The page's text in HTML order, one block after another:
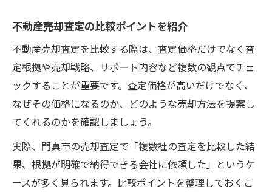
不動産売却査定の比較ポイントを紹介
不動産売却査定を比較する際は、査定価格だけでなく査
定根拠や売却戦略、サポート内容など複数の観点でチェ
ックすることが重要です。査定価格が高いだけでなく、
なぜその価格になるのか、どのような売却方法を提案し
てくれるのかを確認しましょう。
実際、門真市の売却査定で「複数社の査定を比較した結
果、根拠が明確で納得できる会社に依頼した」というケ
ースが多く見られます。比較ポイントを整理しておくこ